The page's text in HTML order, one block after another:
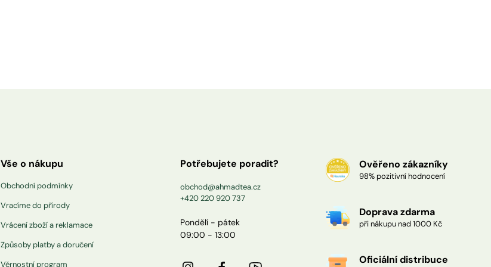
Vše o nákupu
Obchodní podmínky
Vracíme do přírody
Vrácení zboží a reklamace
Způsoby platby a doručení
Věrnostní program
Potřebujete poradit?
obchod@ahmadtea.cz
+420 220 920 737
Pondělí - pátek
09:00 - 13:00
Ověřeno zákazníky
98% pozitivní hodnocení
Doprava zdarma
při nákupu nad 1000 Kč
Oficiální distribuce